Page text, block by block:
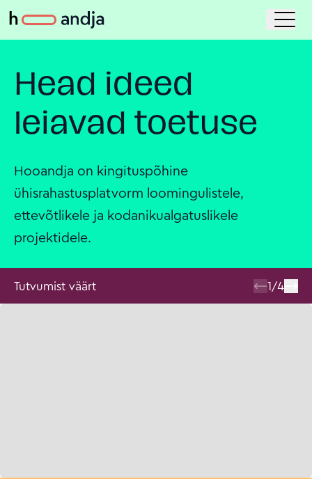
Head ideed
leiavad toetuse
Hooandja on kingituspõhine
ühisrahastusplatvorm loomingulistele,
ettevõtlikele ja kodanikualgatuslikele
projektidele.
Tutvumist väärt 1/4